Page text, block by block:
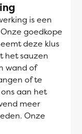
is een
goedkope
deze klus
het sauzen
wand of
of te
aan het
meer
Onze